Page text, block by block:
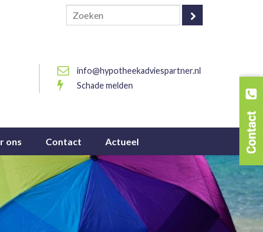
info@hypotheekadviespartner.nl
Schade melden
ons Contact Actueel